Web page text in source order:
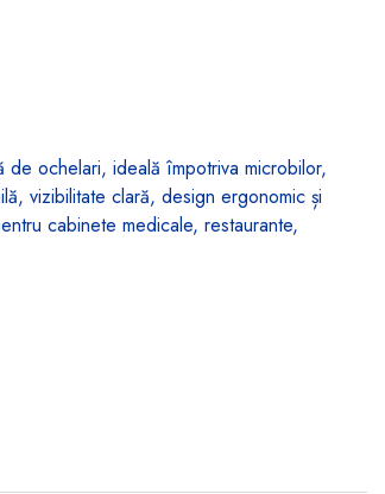
ochelari, ideală împotriva microbilor,
vizibilitate clară, design ergonomic și
cabinete medicale, restaurante,